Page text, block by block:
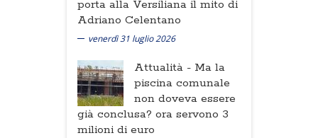
porta alla Versiliana il mito di
Adriano Celentano
venerdì 31 luglio 2026
Attualità - Ma la
piscina comunale
non doveva essere
già conclusa? ora servono 3
milioni di euro